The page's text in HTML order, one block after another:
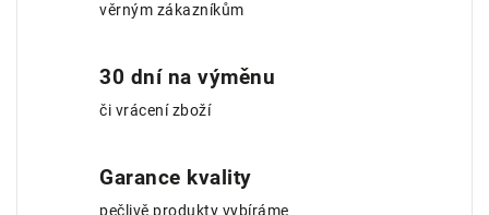
věrným zákazníkům
30 dní na výměnu
či vrácení zboží
Garance kvality